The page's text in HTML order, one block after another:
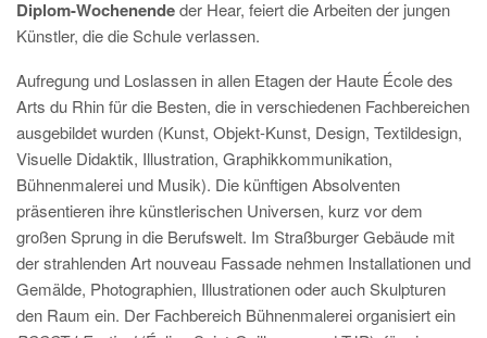
Diplom-Wochenendeder Hear, feiert die Arbeiten der jungen
Künstler, die die Schule verlassen.
Aufregung und Loslassen in allen Etagen der Haute École des
Arts du Rhin für die Besten, die in verschiedenen Fachbereichen
ausgebildet wurden (Kunst, Objekt-Kunst, Design, Textildesign,
Visuelle Didaktik, Illustration, Graphikkommunikation,
Bühnenmalerei und Musik). Die künftigen Absolventen
präsentieren ihre künstlerischen Universen, kurz vor dem
großen Sprung in die Berufswelt. Im Straßburger Gebäude mit
der strahlenden Art nouveau Fassade nehmen Installationen und
Gemälde, Photographien, Illustrationen oder auch Skulpturen
den Raum ein. Der Fachbereich Bühnenmalerei organisiert ein